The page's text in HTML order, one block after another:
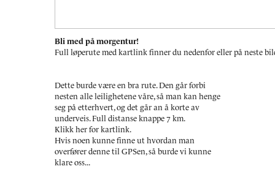
Bli med på morgentur!
Full løperute med kartlink finner du nedenfor eller på neste
Dette burde være en bra rute. Den går forbi
nesten alle leilighetene våre, så man kan henge
seg på etterhvert, og det går an å korte av
underveis. Full distanse knappe 7 km.
Klikk her for kartlink.
Hvis noen kunne finne ut hvordan man
overfører denne til GPSen, så burde vi kunne
klare oss...